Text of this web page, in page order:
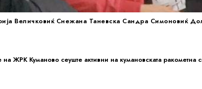
Величковиќ Снежана Таневска Сандра Симоновиќ
на ЖРК Куманово сеуште активни на кумановската ракометна